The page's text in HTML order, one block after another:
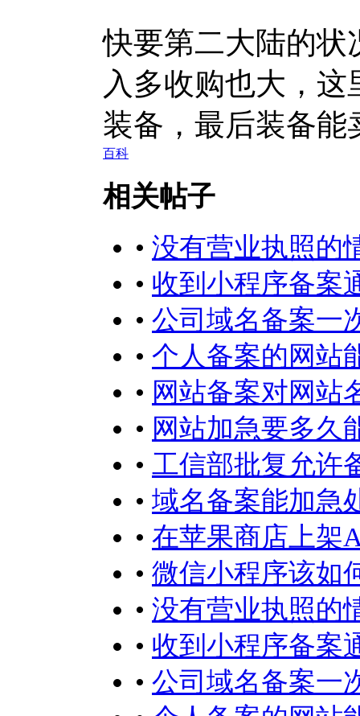
快要第二大陆的状
入多收购也大，
装备，最后装备能
百科
相关帖子
• 没有营业执照的
• 收到小程序备案
• 公司域名备案一
• 个人备案的网站
• 网站备案对网站
• 网站加急要多久
• 工信部批复允许
• 域名备案能加急
• 在苹果商店上架
• 微信小程序该如
• 没有营业执照的
• 收到小程序备案
• 公司域名备案一